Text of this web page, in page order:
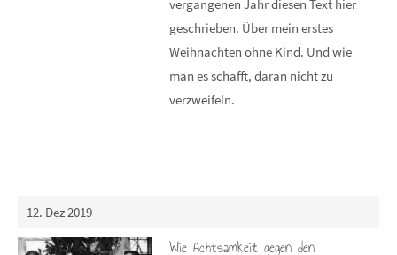
vergangenen Jahr diesen Text hier
geschrieben. Über mein erstes
Weihnachten ohne Kind. Und wie
man es schafft, daran nicht zu
verzweifeln.
12. Dez 2019
Wie Achtsamkeit gegen den